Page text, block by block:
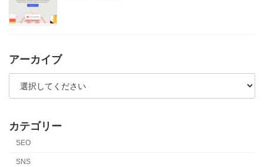
アーカイブ
カテゴリー
SEO
SNS